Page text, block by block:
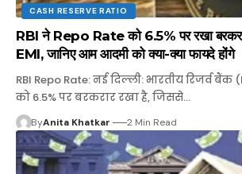
CASH RESERVE RATIO
RBI ने Repo Rate को 6.5% पर रखा
EMI, जानिए आम आदमी को क्या-क्या फायदे होंगे
RBI Repo Rate: नई दिल्ली: भारतीय रिजर्व बैंक
को 6.5% पर बरकरार रखा है, जिससे…
ByAnita Khatkar 2 Min Read